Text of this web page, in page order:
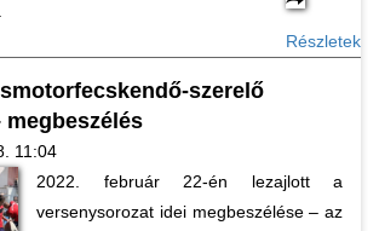
Részletek
szerelő
megbeszélés
11:04
2022. február 22-én lezajlott a
versenysorozat idei megbeszélése – az